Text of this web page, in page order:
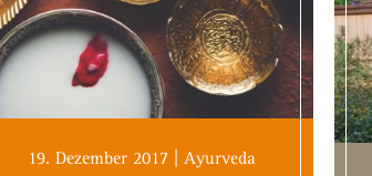
19. Dezember 2017 | Ayurveda